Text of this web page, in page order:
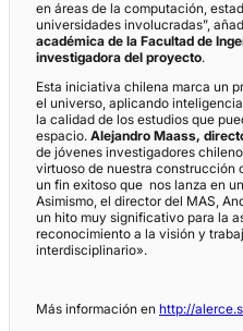
en áreas de la computación,
universidades involucradas”,
académica de la Facultad de
investigadora del proyecto.
Esta iniciativa chilena marca un
el universo, aplicando
la calidad de los estudios que
espacio. Alejandro Maass,
de jóvenes investigadores
virtuoso de nuestra construcción
un fin exitoso que nos lanza en
Asimismo, el director del MAS,
un hito muy significativo para la
reconocimiento a la visión y
interdisciplinario».
Más información en http://